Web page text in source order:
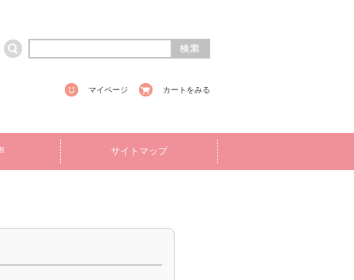
マイページ カートをみる
サイトマップ